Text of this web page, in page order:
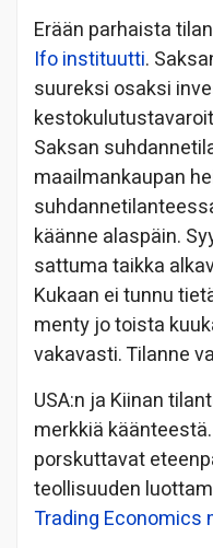
Erään parhaista
Ifo instituutti.
suureksi osaksi
Saksan
maailmankaupan
käänne alaspäin.
sattuma taikka
Kukaan ei tunnu
menty jo toista
vakavasti. Tilanne
USA:n ja Kiinan
merkkiä
porskuttavat
teollisuuden
Trading Economics